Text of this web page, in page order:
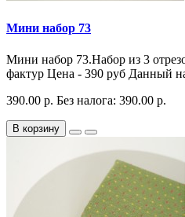
Мини набор 73
Мини набор 73.Набор из 3
фактур Цена - 390 руб Данный
390.00 р. Без налога: 390.00 р.
В корзину